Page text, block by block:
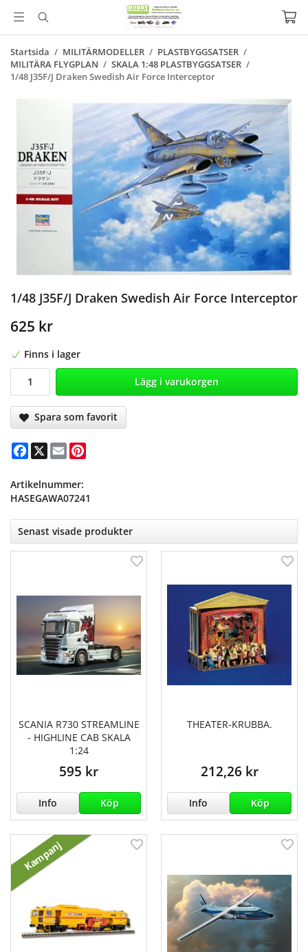
Startsida / MILITÄRMODELLER / PLASTBYGGSATSER /
MILITÄRA FLYGPLAN / SKALA 1:48 PLASTBYGGSATSER /
1/48 J35F/J Draken Swedish Air Force Interceptor
1/48 J35F/J Draken Swedish Air Force Interceptor
625 kr
Finns i lager
Lägg i varukorgen
Spara som favorit
Facebook
X Email
Artikelnummer:
HASEGAWA07241
Senast visade produkter
SCANIA R730 STREAMLINE
- HIGHLINE CAB SKALA
1:24
595 kr
Info Köp
THEATER-KRUBBA.
212,26 kr
Info Köp
Kampanj